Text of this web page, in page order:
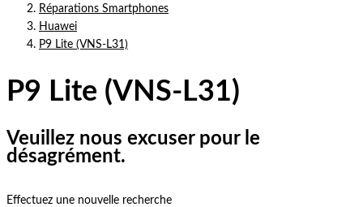
Réparations Smartphones
Huawei
P9 Lite (VNS-L31)
P9 Lite (VNS-L31)
Veuillez nous excuser pour le
désagrément.
Effectuez une nouvelle recherche